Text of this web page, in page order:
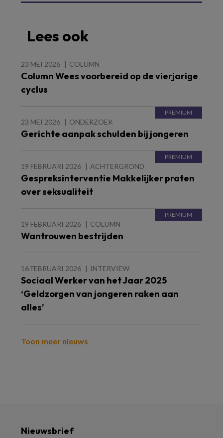
Lees ook
23 MEI 2026 COLUMN
Column Wees voorbereid op de vierjarige
cyclus
23 MEI 2026 ONDERZOEK
Gerichte aanpak schulden bij jongeren
19 FEBRUARI 2026 ACHTERGROND
Gespreksinterventie Makkelijker praten
over seksualiteit
19 FEBRUARI 2026 COLUMN
Wantrouwen bestrijden
16 FEBRUARI 2026 INTERVIEW
Sociaal Werker van het Jaar 2025
‘Geldzorgen van jongeren raken aan
alles’
Toon meer nieuws
Nieuwsbrief